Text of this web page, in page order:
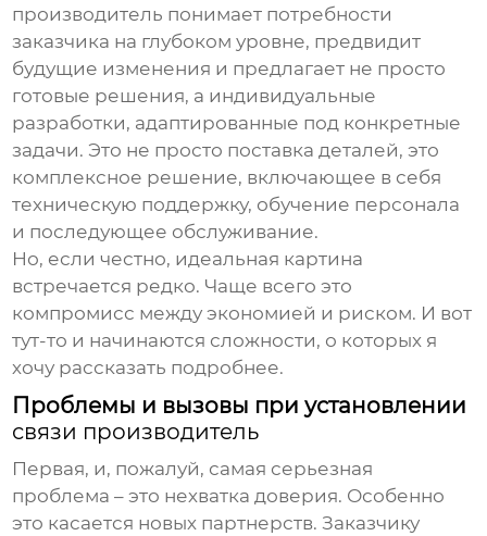
производитель понимает потребности
заказчика на глубоком уровне, предвидит
будущие изменения и предлагает не просто
готовые решения, а индивидуальные
разработки, адаптированные под конкретные
задачи. Это не просто поставка деталей, это
комплексное решение, включающее в себя
техническую поддержку, обучение персонала
и последующее обслуживание.
Но, если честно, идеальная картина
встречается редко. Чаще всего это
компромисс между экономией и риском. И вот
тут-то и начинаются сложности, о которых я
хочу рассказать подробнее.
Проблемы и вызовы при установлении
связи производитель
Первая, и, пожалуй, самая серьезная
проблема – это нехватка доверия. Особенно
это касается новых партнерств. Заказчику